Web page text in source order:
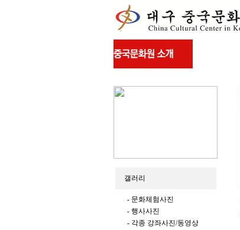
갤러리
- 문화체험사진
- 행사사진
- 각종 강좌사진/동영상